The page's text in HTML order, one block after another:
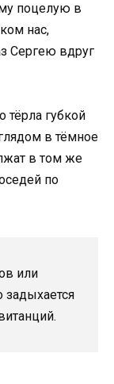
поцелую в
нас,
Сергею вдруг
тёрла губкой
в тёмное
в том же
по
или
задыхается